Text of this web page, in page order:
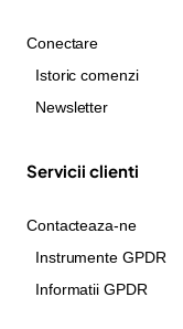
Conectare
Istoric comenzi
Newsletter
Servicii clienti
Contacteaza-ne
Instrumente GPDR
Informatii GPDR